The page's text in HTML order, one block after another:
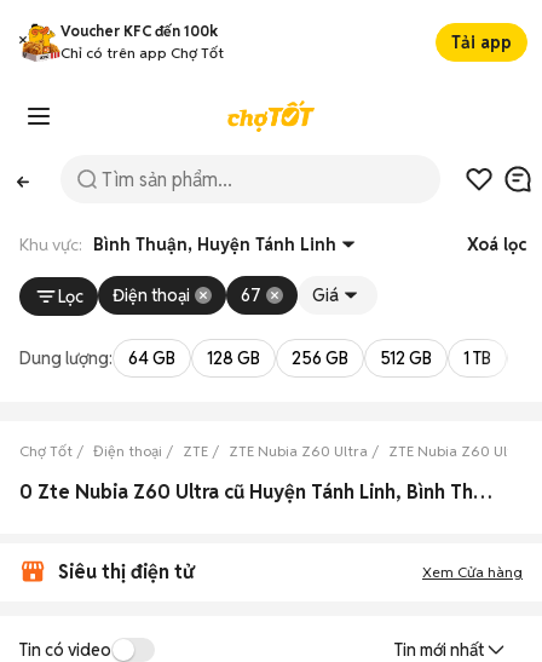
Voucher KFC đến 100k
Chỉ có trên app Chợ Tốt
Tải app
Khu vực: Bình Thuận, Huyện Tánh Linh Xoá lọc
Lọc Điện thoại 67 Giá
Dung lượng: 64 GB 128 GB 256 GB 512 GB 1 TB
Chợ Tốt Điện thoại ZTE ZTE Nubia Z60 Ultra ZTE Nubia Z60 Ultra
0 Zte Nubia Z60 Ultra cũ Huyện Tánh Linh, Bình Thuận đẹp
Siêu thị điện tử Xem Cửa hàng
Tin có video Tin mới nhất